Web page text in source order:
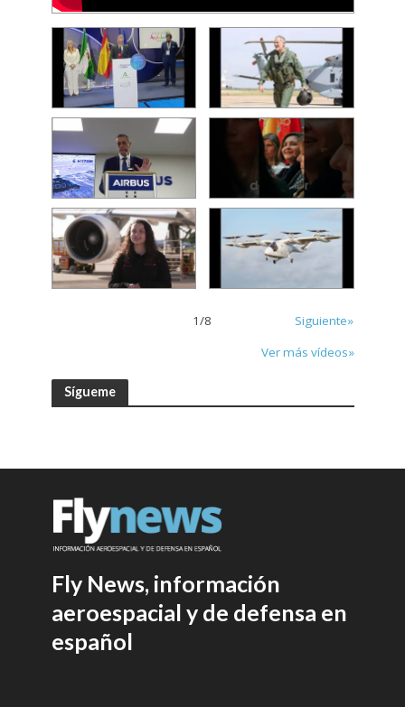
1/8
Siguiente»
Ver más vídeos»
Sígueme
Fly News, información
aeroespacial y de defensa en
español